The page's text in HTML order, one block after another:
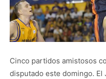
Cinco partidos amistosos
disputado este domingo. El